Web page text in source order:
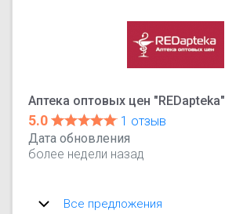
Аптека оптовых цен "REDapteka"
5.0
1 отзыв
Дата обновления
более недели назад
Все предложения